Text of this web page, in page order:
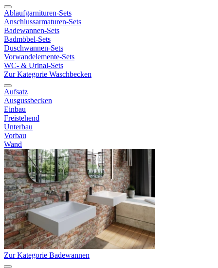
Ablaufgarnituren-Sets
Anschlussarmaturen-Sets
Badewannen-Sets
Badmöbel-Sets
Duschwannen-Sets
Vorwandelemente-Sets
WC- & Urinal-Sets
Zur Kategorie Waschbecken
Aufsatz
Ausgussbecken
Einbau
Freistehend
Unterbau
Vorbau
Wand
Zur Kategorie Badewannen